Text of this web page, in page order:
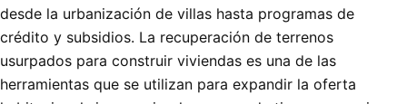
desde la urbanización de villas hasta programas de
crédito y subsidios. La recuperación de terrenos
usurpados para construir viviendas es una de las
herramientas que se utilizan para expandir la oferta